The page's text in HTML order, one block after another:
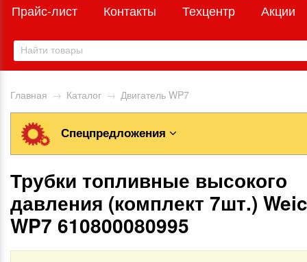
Прайс-лист
Контакты Техцентр Акции
Главная → Каталог → Двигатель WP7
Спецпредложения
Трубки топливные высокого
давления (комплект 7шт.)
WP7 610800080995